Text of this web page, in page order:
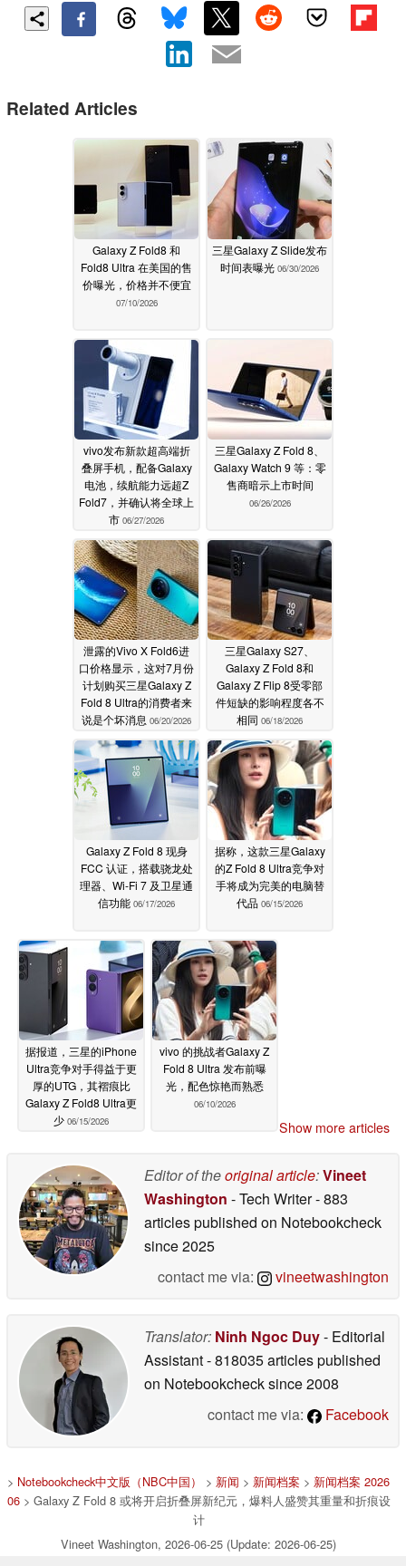
Related Articles
Galaxy Z Fold8 和
Fold8 Ultra 在美国的售
价曝光，价格并不便宜
07/10/2026
三星Galaxy Z Slide发布
时间表曝光 06/30/2026
vivo发布新款超高端折
叠屏手机，配备Galaxy
电池，续航能力远超Z
Fold7，并确认将全球上
市 06/27/2026
三星Galaxy Z Fold 8、
Galaxy Watch 9 等：零
售商暗示上市时间
06/26/2026
泄露的Vivo X Fold6进
口价格显示，这对7月份
计划购买三星Galaxy Z
Fold 8 Ultra的消费者来
说是个坏消息 06/20/2026
三星Galaxy S27、
Galaxy Z Fold 8和
Galaxy Z Flip 8受零部
件短缺的影响程度各不
相同 06/18/2026
Galaxy Z Fold 8 现身
FCC 认证，搭载骁龙处
理器、Wi-Fi 7 及卫星通
信功能 06/17/2026
据称，这款三星Galaxy
的Z Fold 8 Ultra竞争对
手将成为完美的电脑替
代品 06/15/2026
据报道，三星的iPhone
Ultra竞争对手得益于更
厚的UTG，其褶痕比
Galaxy Z Fold8 Ultra更
少 06/15/2026
vivo 的挑战者Galaxy Z
Fold 8 Ultra 发布前曝
光，配色惊艳而熟悉
06/10/2026
Show more articles
Editor of theoriginal article:Vineet
Washington - Tech Writer- 883
articles published on Notebookcheck
since 2025
contact me via:
vineetwashington
Translator: Ninh Ngoc Duy- Editorial
Assistant- 818035 articles published
on Notebookchecksince 2008
contact me via:
Facebook
> Notebookcheck中文版（NBC中国） > 新闻 > 新闻档案 > 新闻档案 2026
06> Galaxy Z Fold 8 或将开启折叠屏新纪元，爆料人盛赞其重量和折痕设
计
Vineet Washington, 2026-06-25 (Update: 2026-06-25)